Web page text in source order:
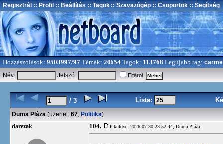
Regisztrál :: Profil :: Beállítás :: Tagok :: Szavazógép :: Csoportok :: Segítség
Hozzászólások: 9503997/97 Témák: 20654 Tagok: 113768 Legújabb tag:
Név:
Jelszó: Eltárol
/ 3 Lista:
Duma Pláza (üzenet: 67, Politika)
darezak 104. Elküldve: 2026-07-30 23:52:44, Duma Pláza